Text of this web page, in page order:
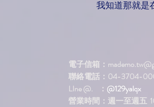
我知道那就是
電子信箱：
聯絡電話：04-3704-
LIne @. ： @129yalqx
營業時間：週一至週五